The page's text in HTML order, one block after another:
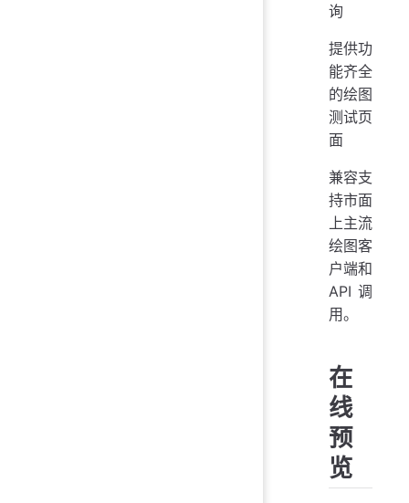
询
提供功
能齐全
的绘图
测试页
面
兼容支
持市面
上主流
绘图客
户端和
API 调
用。
在
线
预
览